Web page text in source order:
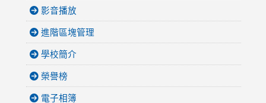
影音播放
進階區塊管理
學校簡介
榮譽榜
電子相簿